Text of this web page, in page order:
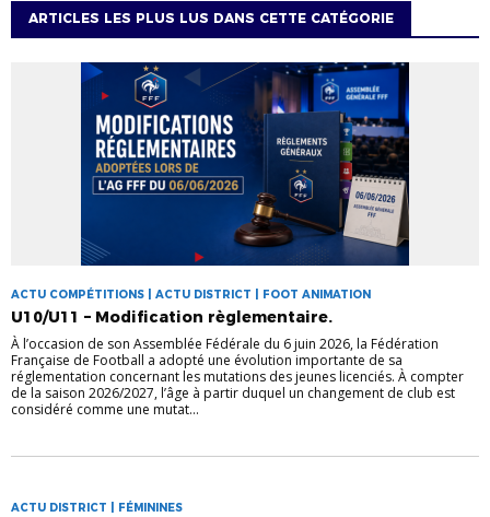
ARTICLES LES PLUS LUS DANS CETTE CATÉGORIE
ACTU COMPÉTITIONS | ACTU DISTRICT | FOOT ANIMATION
U10/U11 – Modification règlementaire.
À l’occasion de son Assemblée Fédérale du 6 juin 2026, la Fédération
Française de Football a adopté une évolution importante de sa
réglementation concernant les mutations des jeunes licenciés. À compter
de la saison 2026/2027, l’âge à partir duquel un changement de club est
considéré comme une mutat...
ACTU DISTRICT | FÉMININES